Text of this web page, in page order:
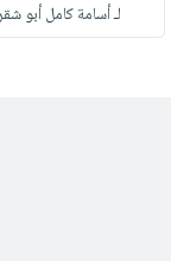
لـ أسامة كامل أبو